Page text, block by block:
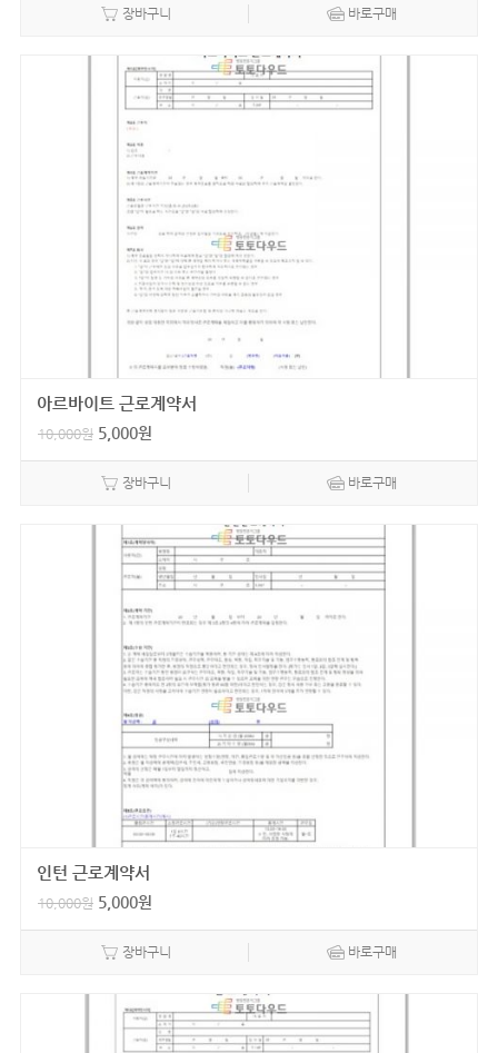
장바구니 바로구매
아르바이트 근로계약서
10,000원 5,000원
장바구니 바로구매
인턴 근로계약서
10,000원 5,000원
장바구니 바로구매